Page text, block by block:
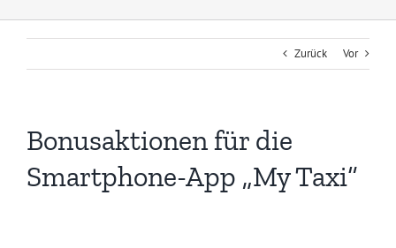
Zurück Vor
Bonusaktionen für die
Smartphone-App „My Taxi“